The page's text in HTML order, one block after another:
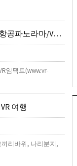
/VR영상촬영제작
임팩트(www.vr-
여행
리바위, 나리분지,